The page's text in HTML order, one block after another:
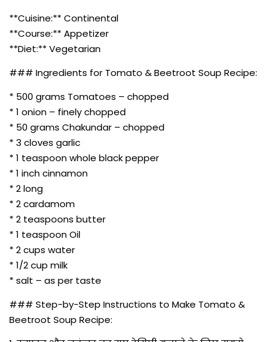
**Cuisine:** Continental
**Course:** Appetizer
**Diet:** Vegetarian
### Ingredients for Tomato & Beetroot Soup Recipe:
* 500 grams Tomatoes – chopped
* 1 onion – finely chopped
* 50 grams Chakundar – chopped
* 3 cloves garlic
* 1 teaspoon whole black pepper
* 1 inch cinnamon
* 2 long
* 2 cardamom
* 2 teaspoons butter
* 1 teaspoon Oil
* 2 cups water
* 1/2 cup milk
* salt – as per taste
### Step-by-Step Instructions to Make Tomato &
Beetroot Soup Recipe: